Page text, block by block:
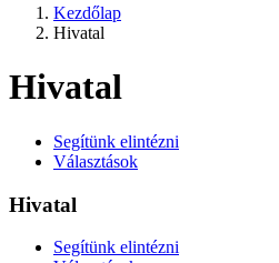
Kezdőlap
Hivatal
Hivatal
Segítünk elintézni
Választások
Hivatal
Segítünk elintézni